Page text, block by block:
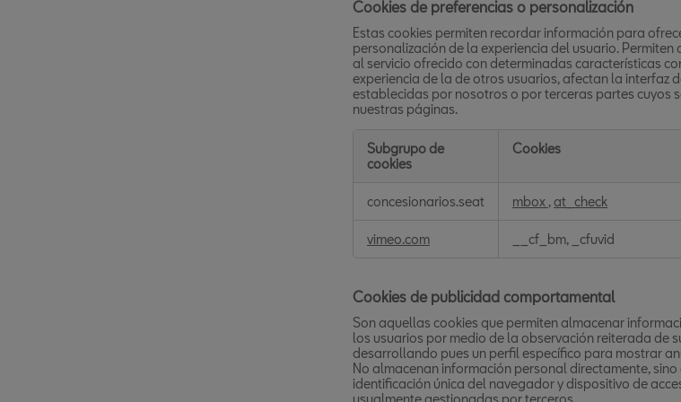
Cookies de preferencias o personalización
Estas cookies permiten recordar información para
personalización de la experiencia del usuario. Permiten
al servicio ofrecido con determinadas características
experiencia de la de otros usuarios, afectan la interfaz
establecidas por nosotros o por terceras partes cuyos
nuestras páginas.
de
Subgrupo de
cookies
Cookies
concesionarios.seat mbox ,at_check
vimeo.com __cf_bm, _cfuvid
Cookies de publicidad comportamental
Son aquellas cookies que permiten almacenar
los usuarios por medio de la observación reiterada de
desarrollando pues un perfil específico para mostrar
No almacenan información personal directamente, sino
identificación única del navegador y dispositivo de
usualmente gestionadas por terceros.